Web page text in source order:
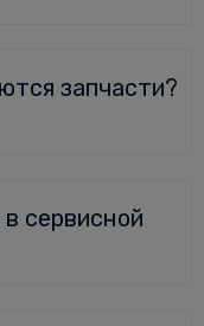
запчасти?
сервисной